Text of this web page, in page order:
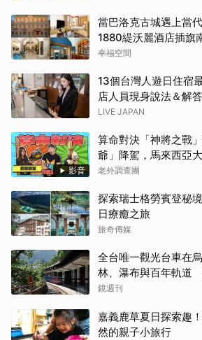
當巴洛克古城遇上當
1880緹沃麗酒店插旗
幸福空間
13個台灣人遊日住宿
店人員現身說法＆解答
LIVE JAPAN
影音
算命對決「神將之戰
爺」降駕，馬來西亞
當虎爺對上七爺，神
老外調查團
探索瑞士格勞賓登秘
日療癒之旅
旅奇傳媒
全台唯一觀光台車在
林、瀑布與百年軌道
鏡週刊
嘉義鹿草夏日探索趣
然的親子小旅行